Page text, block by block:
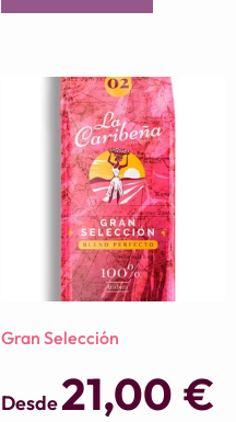
Gran Selección
Desde21,00 €